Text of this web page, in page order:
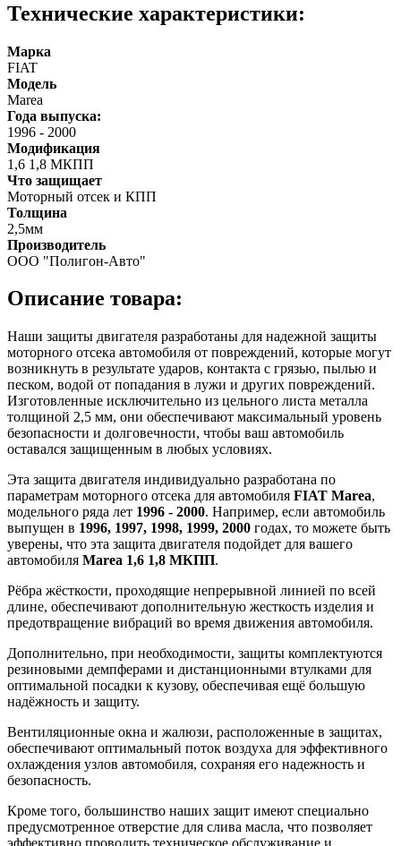
Технические характеристики:
Марка
FIAT
Модель
Marea
Года выпуска:
1996 - 2000
Модификация
1,6 1,8 МКПП
Что защищает
Моторный отсек и КПП
Толщина
2,5мм
Производитель
ООО "Полигон-Авто"
Описание товара:
Наши защиты двигателя разработаны для надежной защиты
моторного отсека автомобиля от повреждений, которые могут
возникнуть в результате ударов, контакта с грязью, пылью и
песком, водой от попадания в лужи и других повреждений.
Изготовленные исключительно из цельного листа металла
толщиной 2,5 мм, они обеспечивают максимальный уровень
безопасности и долговечности, чтобы ваш автомобиль
оставался защищенным в любых условиях.
Эта защита двигателя индивидуально разработана по
параметрам моторного отсека для автомобиля FIAT Marea,
модельного ряда лет 1996 - 2000. Например, если автомобиль
выпущен в 1996, 1997, 1998, 1999, 2000 годах, то можете быть
уверены, что эта защита двигателя подойдет для вашего
автомобиля Marea 1,6 1,8 МКПП.
Рёбра жёсткости, проходящие непрерывной линией по всей
длине, обеспечивают дополнительную жесткость изделия и
предотвращение вибраций во время движения автомобиля.
Дополнительно, при необходимости, защиты комплектуются
резиновыми демпферами и дистанционными втулками для
оптимальной посадки к кузову, обеспечивая ещё большую
надёжность и защиту.
Вентиляционные окна и жалюзи, расположенные в защитах,
обеспечивают оптимальный поток воздуха для эффективного
охлаждения узлов автомобиля, сохраняя его надежность и
безопасность.
Кроме того, большинство наших защит имеют специально
предусмотренное отверстие для слива масла, что позволяет